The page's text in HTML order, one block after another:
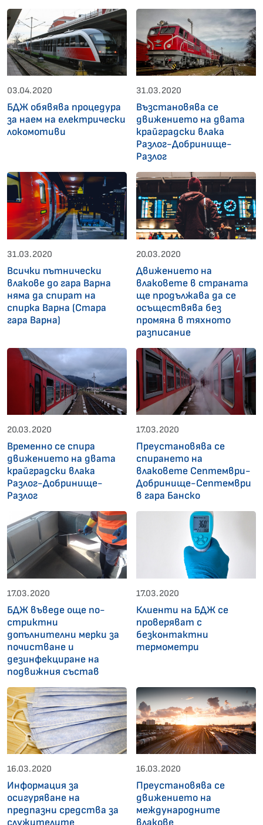
03.04.2020
БДЖ обявява процедура
за наем на електрически
локомотиви
31.03.2020
Възстановява се
движението на двата
крайградски влака
Разлог-Добринище-
Разлог
31.03.2020
Всички пътнически
влакове до гара Варна
няма да спират на
спирка Варна (Стара
гара Варна)
20.03.2020
Движението на
влаковете в страната
ще продължава да се
осъществява без
промяна в тяхното
разписание
20.03.2020
Временно се спира
движението на двата
крайградски влака
Разлог-Добринище-
Разлог
17.03.2020
Преустановява се
спирането на
влаковете Септември-
Добринище-Септември
в гара Банско
17.03.2020
БДЖ въведе още по-
стриктни
допълнителни мерки за
почистване и
дезинфекциране на
подвижния състав
17.03.2020
Клиенти на БДЖ се
проверяват с
безконтактни
термометри
16.03.2020
Информация за
осигуряване на
предпазни средства за
служителите
16.03.2020
Преустановява се
движението на
международните
влакове